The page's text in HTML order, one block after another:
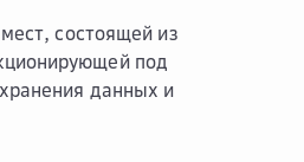
состоящей из
под
данных и